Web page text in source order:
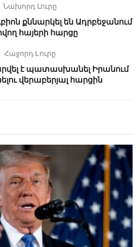
Նախորդ Լուրը
քննարկել են Ադրբեջանում
հայերի հարցը
Հաջորդ Lուրը
է պատասխանել Իրանում
վերաբերյալ հարցին